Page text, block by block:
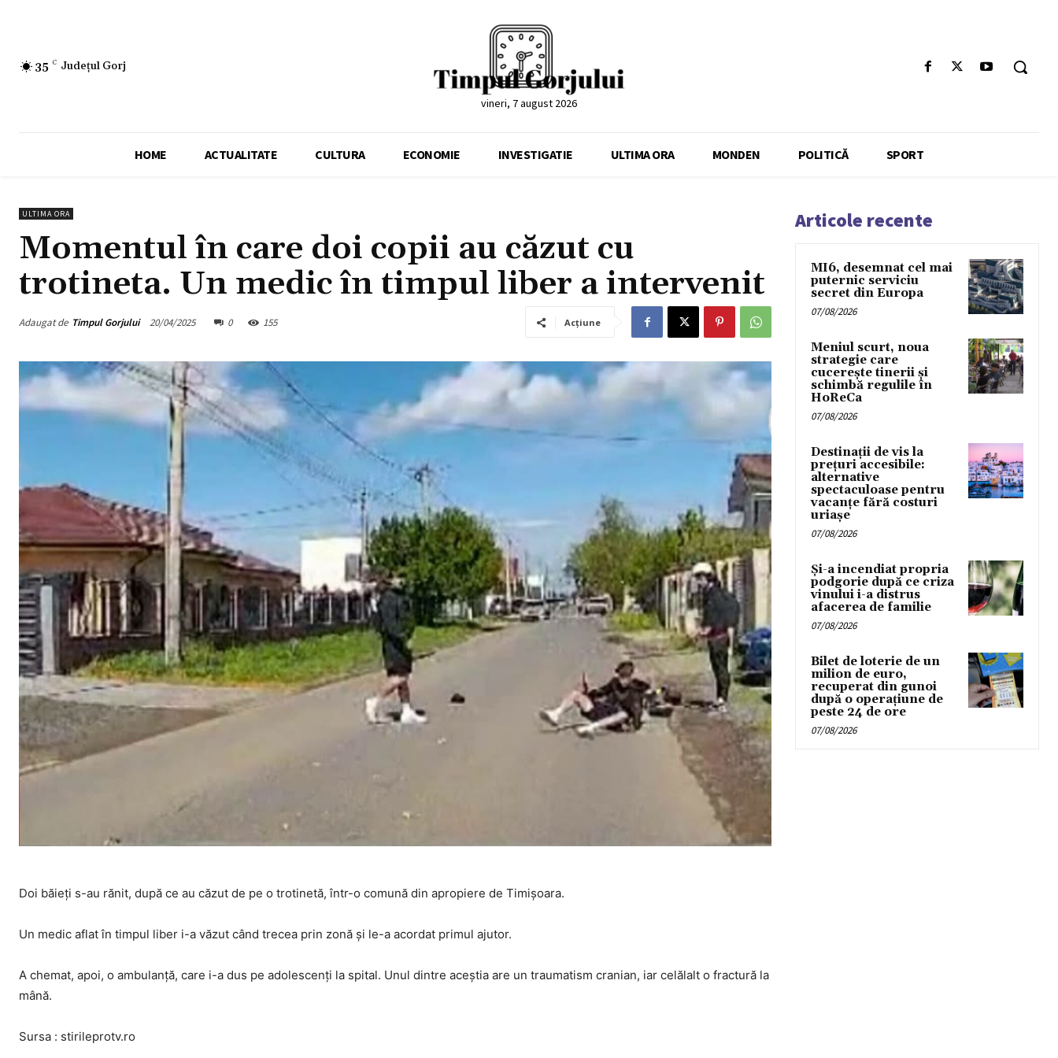
35 C Județul Gorj
vineri, 7 august 2026
HOME ACTUALITATE CULTURA ECONOMIE INVESTIGATIE ULTIMA ORA MONDEN POLITICĂ SPORT
ULTIMA ORA
Momentul în care doi copii au căzut cu
trotineta. Un medic în timpul liber a intervenit
Adaugat de Timpul Gorjului 20/04/2025 0 155 Acțiune
Doi băieți s-au rănit, după ce au căzut de pe o trotinetă, într-o comună din apropiere de Timișoara.
Un medic aflat în timpul liber i-a văzut când trecea prin zonă și le-a acordat primul ajutor.
A chemat, apoi, o ambulanță, care i-a dus pe adolescenți la spital. Unul dintre aceștia are un traumatism cranian, iar celălalt o fractură la
mână.
Sursa : stirileprotv.ro
Articole recente
MI6, desemnat cel mai
puternic serviciu
secret din Europa
07/08/2026
Meniul scurt, noua
strategie care
cucerește tinerii și
schimbă regulile în
HoReCa
07/08/2026
Destinații de vis la
prețuri accesibile:
alternative
spectaculoase pentru
vacanțe fără costuri
uriașe
07/08/2026
Și-a incendiat propria
podgorie după ce criza
vinului i-a distrus
afacerea de familie
07/08/2026
Bilet de loterie de un
milion de euro,
recuperat din gunoi
după o operațiune de
peste 24 de ore
07/08/2026